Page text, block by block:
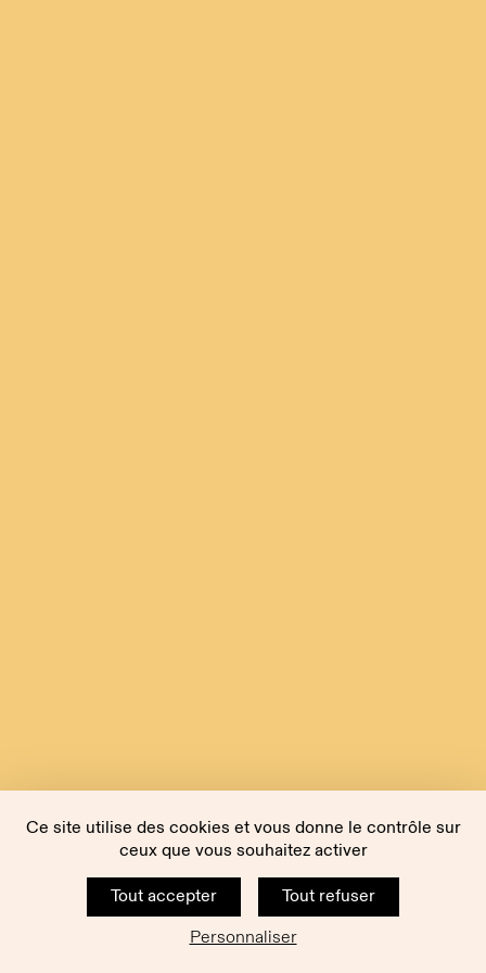
Ce site utilise des cookies et vous donne le contrôle sur
ceux que vous souhaitez activer
Tout accepter
Tout refuser
Personnaliser